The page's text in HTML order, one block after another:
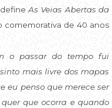
defineAs Veias Abertas da
de 40 anos
o passar do tempo fui
mais livre dos mapas
eu penso que merece ser
que ocorra e quando